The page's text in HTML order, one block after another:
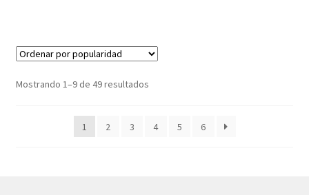
Mostrando 1–9 de 49 resultadosOrdenado
1
2 3 4 5 6